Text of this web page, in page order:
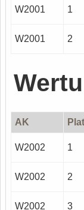
W2001 1
W2001 2
AK
W2002 1
W2002 2
W2002 3